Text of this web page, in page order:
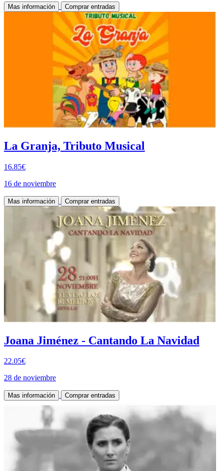
Mas información Comprar entradas
La Granja, Tributo Musical
16.85€
16 de noviembre
Mas información Comprar entradas
Joana Jiménez - Cantando La Navidad
22.05€
28 de noviembre
Mas información Comprar entradas